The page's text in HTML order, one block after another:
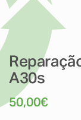
A30s
50,00€